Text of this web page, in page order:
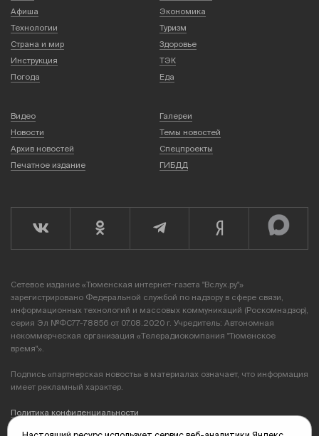
Афиша
Экономика
Технологии
Туризм
Страна и мир
Здоровье
Инструкция
ТЭК
Погода
Еда
Видео
Галереи
Новости
Темы новостей
Архив новостей
Спецпроекты
Печатное издание
ГИБДД
Сетевое издание «Тюменская интернет-газета "Вслух.ру"»
зарегистрировано Федеральной службой по надзору в сфере связи,
информационных технологий и массовых коммуникаций (Роскомнадзор),
серия Эл №ФС77-78856 от 07.08.2020 г. Учредитель: Автономная
некоммерческая организация «Телерадиокомпания "Тюменское
время"».
Подпись «партнерская новость» в материалах означает, что информация
имеет рекламный характер.
Политика конфиденциальности